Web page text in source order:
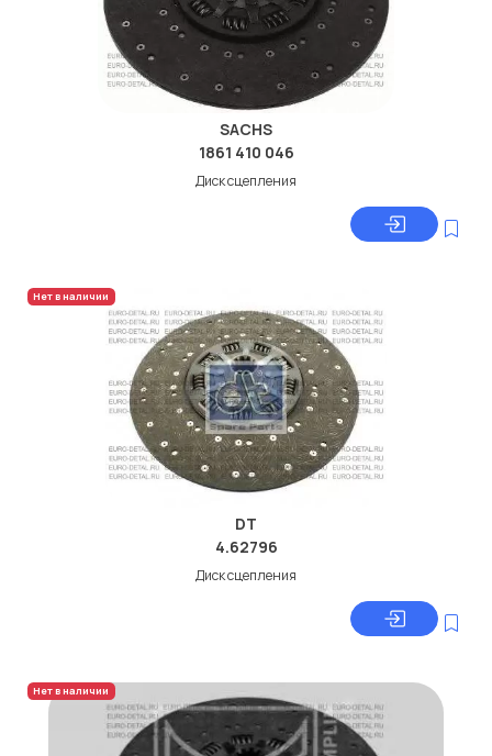
SACHS
1861 410 046
Диск сцепления
Нет в наличии
DT
4.62796
Диск сцепления
Нет в наличии